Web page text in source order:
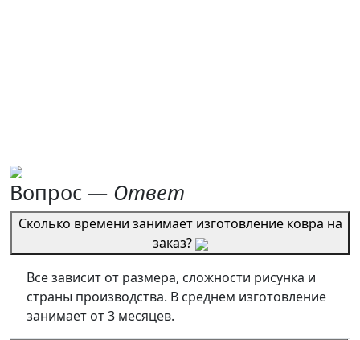
Вопрос — Ответ
Сколько времени занимает изготовление ковра на
заказ?
Все зависит от размера, сложности рисунка и
страны производства. В среднем изготовление
занимает от 3 месяцев.